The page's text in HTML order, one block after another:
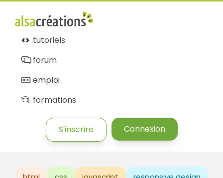
tutoriels
forum
emploi
formations
S'inscrire Connexion